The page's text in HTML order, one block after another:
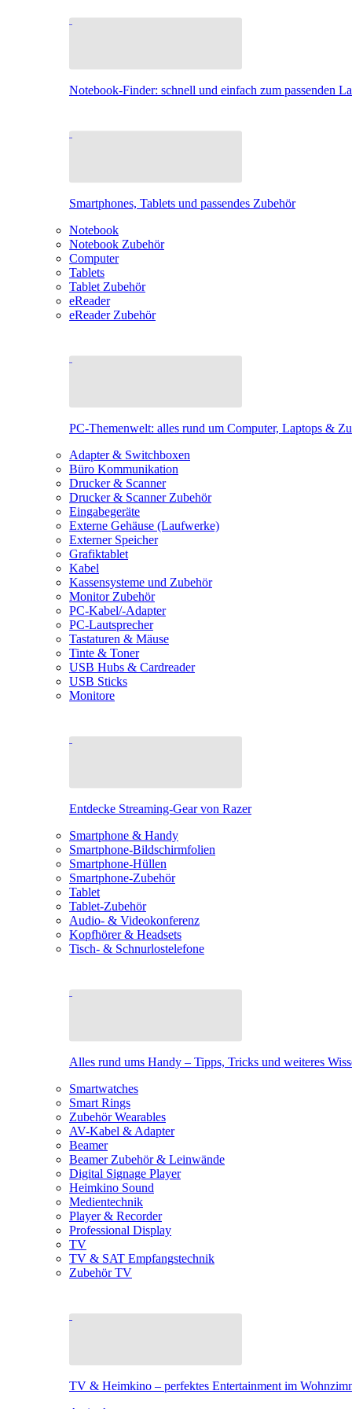
Notebook-Finder: schnell und einfach zum passenden
Smartphones, Tablets und passendes Zubehör
Notebook
Notebook Zubehör
Computer
Tablets
Tablet Zubehör
eReader
eReader Zubehör
PC-Themenwelt: alles rund um Computer, Laptops &
Adapter & Switchboxen
Büro Kommunikation
Drucker & Scanner
Drucker & Scanner Zubehör
Eingabegeräte
Externe Gehäuse (Laufwerke)
Externer Speicher
Grafiktablet
Kabel
Kassensysteme und Zubehör
Monitor Zubehör
PC-Kabel/-Adapter
PC-Lautsprecher
Tastaturen & Mäuse
Tinte & Toner
USB Hubs & Cardreader
USB Sticks
Monitore
Entdecke Streaming-Gear von Razer
Smartphone & Handy
Smartphone-Bildschirmfolien
Smartphone-Hüllen
Smartphone-Zubehör
Tablet
Tablet-Zubehör
Audio- & Videokonferenz
Kopfhörer & Headsets
Tisch- & Schnurlostelefone
Alles rund ums Handy – Tipps, Tricks und weiteres
Smartwatches
Smart Rings
Zubehör Wearables
AV-Kabel & Adapter
Beamer
Beamer Zubehör & Leinwände
Digital Signage Player
Heimkino Sound
Medientechnik
Player & Recorder
Professional Display
TV
TV & SAT Empfangstechnik
Zubehör TV
TV & Heimkino – perfektes Entertainment im